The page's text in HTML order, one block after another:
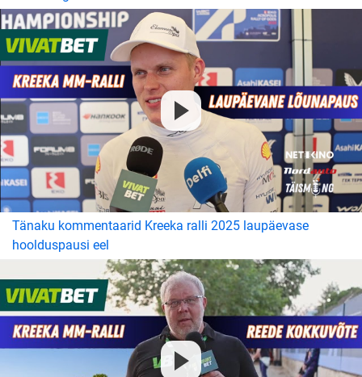
Tänaku kommentaarid Kreeka ralli 2025 laupäevase
hoolduspausi eel